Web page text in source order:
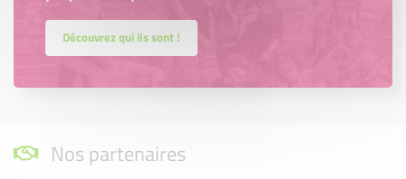
Découvrez qui ils sont !
Nos partenaires